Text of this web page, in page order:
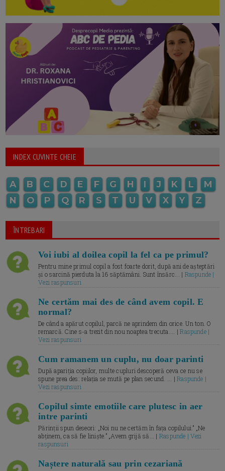
INDEX CUVINTE CHEIE
A B C D E F G H I J K L
M
N
O P Q R S T U V X Y Z
ÎNTREBARI
Voi iubi al doilea copil la fel ca pe primul?
Pentru mine primul copil a fost foarte dorit, după ani de așteptări
și o sarcină pierduta la 16 săptămâni. Sunt însărc... | Raspunde |
Vezi raspunsuri
Ne certăm mai des de când avem copil. E
normal?
De când a apărut copilul, parcă ne aprindem din orice. Un ton. O
remarcă. Cine s-a trezit din nou noaptea trecuta.... |Raspunde |
Vezi raspunsuri
Cum ramanem un cuplu, nu doar parinti
După apariția copiilor, multe cupluri descoperă ceva ce nu se
spune prea des: relația se mută pe plan secund. ... |Raspunde |
Vezi raspunsuri
Copilul simte emotiile care plutesc in aer
intre parinti
Părinții spun deseori: „Noi nu ne certăm în fața copilului.” „Ne
abținem, ca să fie liniște.” „Avem grijă să... | Raspunde | Vezi
raspunsuri
Naștere naturală sau prin cezariană